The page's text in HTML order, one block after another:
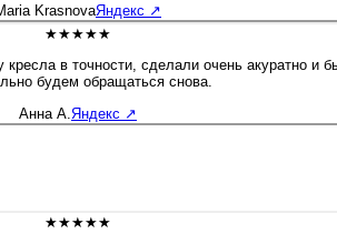
KrasnovaЯндекс ↗
★★★★★
в точности, сделали очень акуратно и
будем обращаться снова.
Анна А. Яндекс ↗
★★★★★